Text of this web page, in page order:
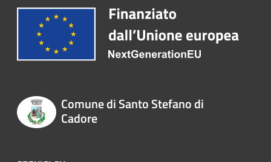
Comune di Santo Stefano di
Cadore